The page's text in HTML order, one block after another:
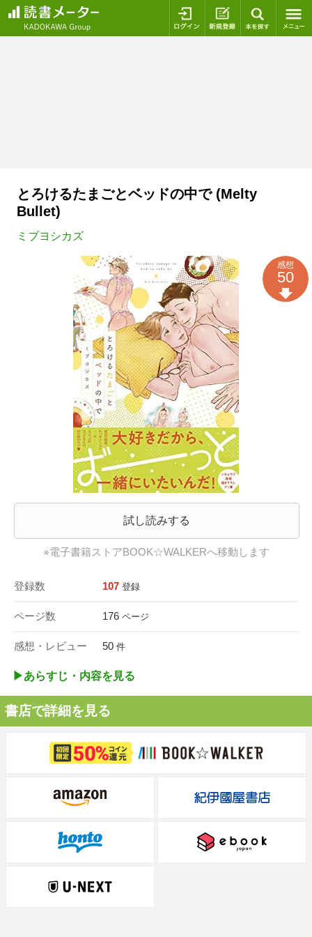
ログイン 新規登録
とろけるたまごとベッドの中で (Melty
Bullet)
ミブヨシカズ
試し読みする
※電子書籍ストアBOOK☆WALKERへ移動します
登録数 107 登録
ページ数 176 ページ
感想・レビュー 50 件
感想
50
▶︎あらすじ・内容を見る
書店で詳細を見る